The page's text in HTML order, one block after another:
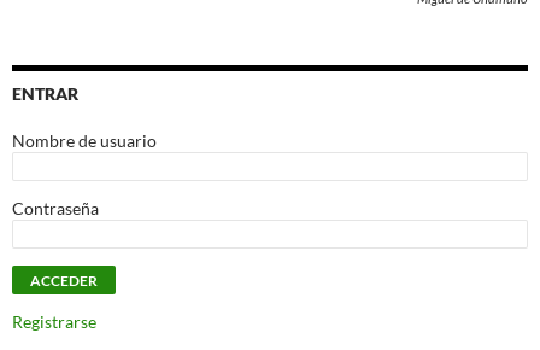
ENTRAR
Nombre de usuario
Contraseña
Registrarse